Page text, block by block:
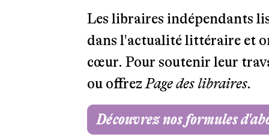
Les libraires indépendants
dans l'actualité littéraire et
cœur. Pour soutenir leur
ou offrezPage des libraires.
Découvrez nos formules